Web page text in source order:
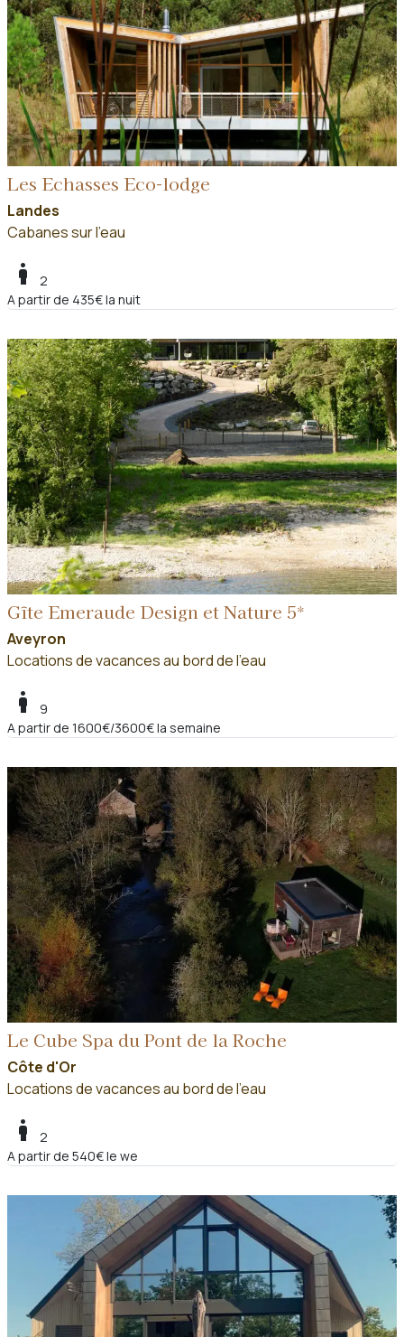
Les Echasses Eco-lodge
Landes
Cabanes sur l'eau
boy
2
A partir de 435€ la nuit
Gîte Emeraude Design et Nature 5*
Aveyron
Locations de vacances au bord de l'eau
boy
9
A partir de 1600€/3600€ la semaine
Le Cube Spa du Pont de la Roche
Côte d'Or
Locations de vacances au bord de l'eau
boy
2
A partir de 540€ le we